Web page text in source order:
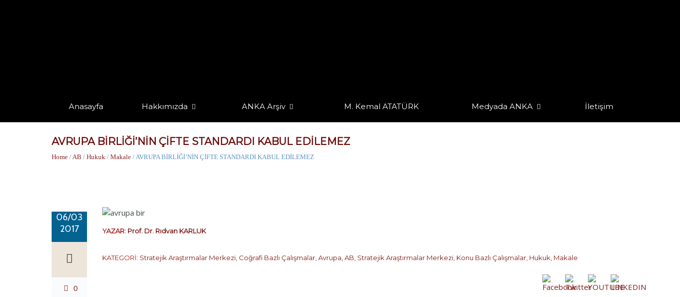
Anasayfa Hakkımızda ANKA Arşiv M. Kemal ATATÜRK Medyada ANKA İletişim
AVRUPA BİRLİĞİ’NİN ÇİFTE STANDARDI KABUL EDİLEMEZ
Home /AB / Hukuk / Makale / AVRUPA BİRLİĞİ’NİN ÇİFTE STANDARDI KABUL EDİLEMEZ
06/03
2017
0
YAZAR: Prof. Dr. Rıdvan KARLUK
KATEGORİ: Stratejik Araştırmalar Merkezi, Coğrafi Bazlı Çalışmalar,Avrupa,AB, Stratejik Araştırmalar Merkezi, Konu Bazlı Çalışmalar, Hukuk, Makale